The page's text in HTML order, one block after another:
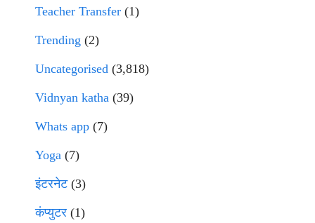
Teacher Transfer (1)
Trending (2)
Uncategorised (3,818)
Vidnyan katha (39)
Whats app (7)
Yoga (7)
इंटरनेट(3)
कंप्युटर (1)